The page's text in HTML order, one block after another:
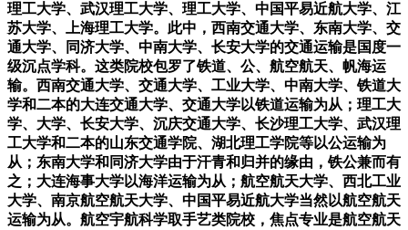
理工大学、武汉理工大学、理工大学、中国平易近航大学、江
苏大学、上海理工大学。此中，西南交通大学、东南大学、交
通大学、同济大学、中南大学、长安大学的交通运输是国度一
级沉点学科。这类院校包罗了铁道、公、航空航天、帆海运
输。西南交通大学、交通大学、工业大学、中南大学、铁道大
学和二本的大连交通大学、交通大学以铁道运输为从；理工大
学、大学、长安大学、沉庆交通大学、长沙理工大学、武汉理
工大学和二本的山东交通学院、湖北理工学院等以公运输为
从；东南大学和同济大学由于汗青和归并的缘由，铁公兼而有
之；大连海事大学以海洋运输为从；航空航天大学、西北工业
大学、南京航空航天大学、中国平易近航大学当然以航空航天
运输为从。航空宇航科学取手艺类院校，焦点专业是航空航天